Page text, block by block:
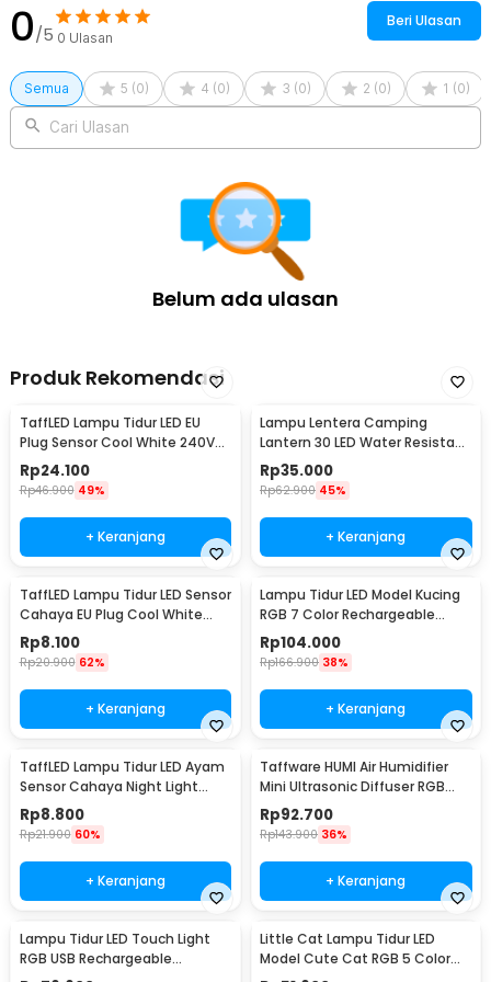
0/5 0 Ulasan
Beri Ulasan
Semua 5 (0) 4 (0) 3 (0) 2 (0) 1 (0)
Cari Ulasan
Belum ada ulasan
Produk Rekomendasi
TaffLED Lampu Tidur LED EU
Plug Sensor Cool White 240V
0.5W - LXX3148
Rp24.100
Rp46.900 49%
+ Keranjang
Lampu Lentera Camping
Lantern 30 LED Water Resistant
- GY18
Rp35.000
Rp62.900 45%
+ Keranjang
TaffLED Lampu Tidur LED Sensor
Cahaya EU Plug Cool White
0.5W 250V - L200
Rp8.100
Rp20.900 62%
+ Keranjang
Lampu Tidur LED Model Kucing
RGB 7 Color Rechargeable
0.4W 5V 1200mAh - LJC-101
Rp104.000
Rp166.900 38%
+ Keranjang
TaffLED Lampu Tidur LED Ayam
Sensor Cahaya Night Light
Warm White 5W - GY01
Rp8.800
Rp21.900 60%
+ Keranjang
Taffware HUMI Air Humidifier
Mini Ultrasonic Diffuser RGB
500ml Remote - HUMI H14A
Rp92.700
Rp143.900 36%
+ Keranjang
Lampu Tidur LED Touch Light
RGB USB Rechargeable
1500mAh 5V 3W - F8-1
Little Cat Lampu Tidur LED
Model Cute Cat RGB 5 Color
0.3W 4.5V - LJC-124